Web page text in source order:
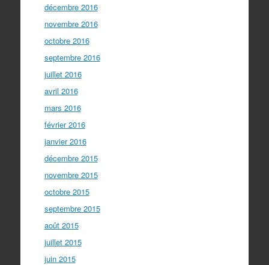
décembre 2016
novembre 2016
octobre 2016
septembre 2016
juillet 2016
avril 2016
mars 2016
février 2016
janvier 2016
décembre 2015
novembre 2015
octobre 2015
septembre 2015
août 2015
juillet 2015
juin 2015